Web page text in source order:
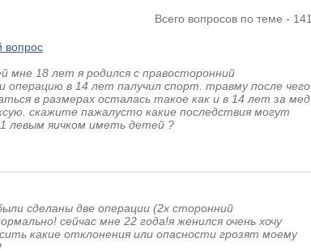
Всего вопросов по теме - 141
вопрос
мне 18 лет я родился с правосторонний
операцию в 14 лет палучил спорт. травму после чего
в размерах осталась такое как и в 14 лет за мед
скажите пажалусто какие последствия могут
левым яичком иметь детей ?
сделаны две операции (2х сторонний
сейчас мне 22 года!я женился очень хочу
какие отклонения или опасности грозят моему